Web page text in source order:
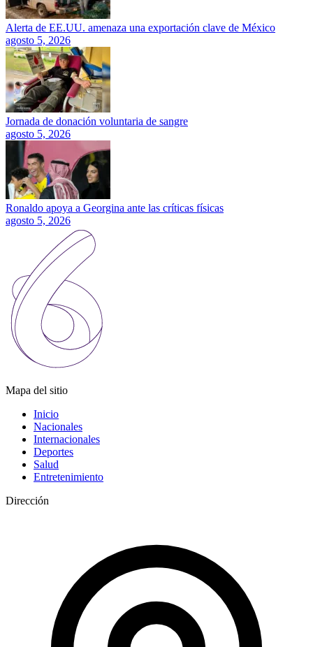
Alerta de EE.UU. amenaza una exportación clave de México
agosto 5, 2026
Jornada de donación voluntaria de sangre
agosto 5, 2026
Ronaldo apoya a Georgina ante las críticas físicas
agosto 5, 2026
Mapa del sitio
Inicio
Nacionales
Internacionales
Deportes
Salud
Entretenimiento
Dirección